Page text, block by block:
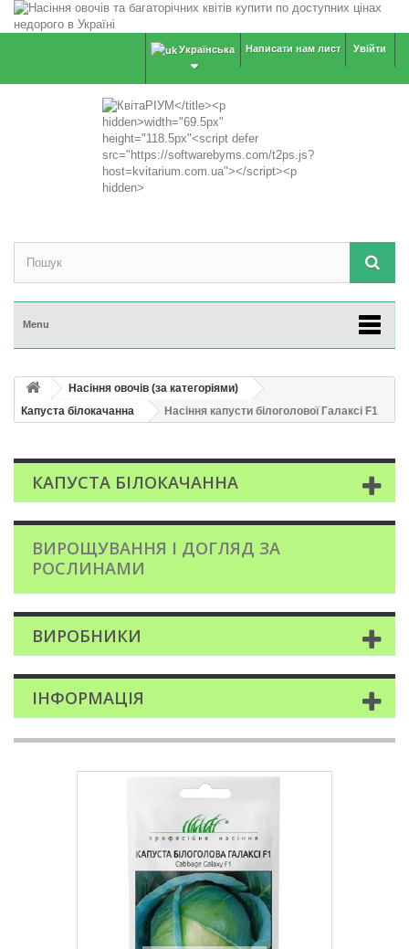
Увійти
Написати нам лист
Українська
Menu
Насіння овочів (за категоріями)
Капуста білокачанна
Насіння капусти білоголової Галаксі F1
КАПУСТА БІЛОКАЧАННА
ВИРОЩУВАННЯ І ДОГЛЯД ЗА
РОСЛИНАМИ
ВИРОБНИКИ
ІНФОРМАЦІЯ